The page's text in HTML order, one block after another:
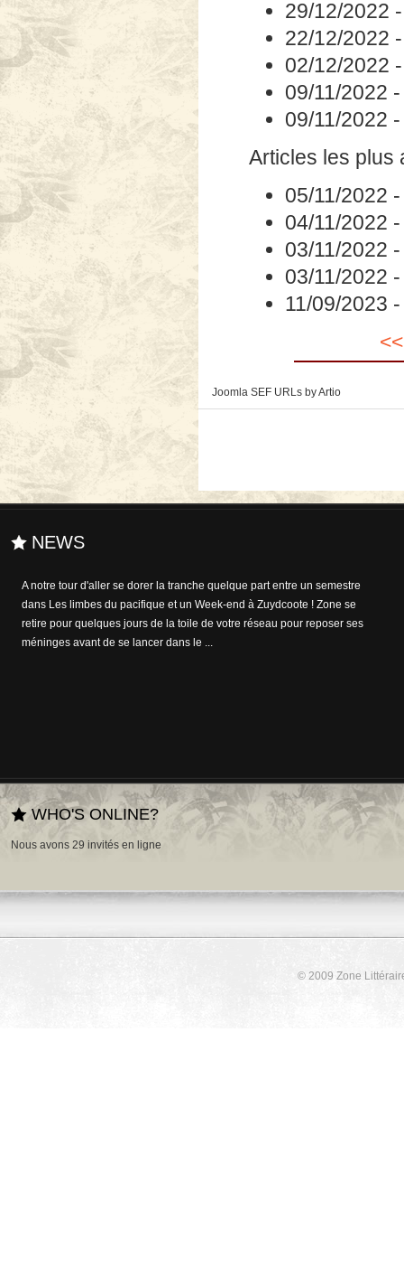
29/12/2022
22/12/2022
02/12/2022
09/11/2022
09/11/2022
Articles les plus
05/11/2022
04/11/2022
03/11/2022
03/11/2022
11/09/2023
Joomla SEF URLs by Artio
NEWS
A notre tour d'aller se dorer la tranche quelque part entre un semestre
dans Les limbes du pacifique et un Week-end à Zuydcoote ! Zone se
retire pour quelques jours de la toile de votre réseau pour reposer ses
méninges avant de se lancer dans le ...
Si des essais dans le domaine de l'édition interactive ont déjà été
tentées de l'autre côté de l'Atlantique, elles sont moins courantes dans
l'Hexagone. Alexandre Jardin franchit le pas en annonçant que, du 27
octobre prochain jusqu'en mai 2...
WHO'S ONLINE?
Nous avons 29 invités en ligne
© 2009 Zone